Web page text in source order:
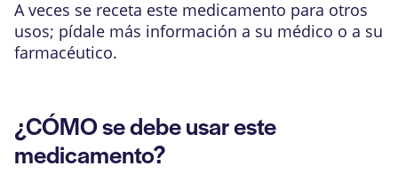
A veces se receta este medicamento para otros
usos; pídale más información a su médico o a su
farmacéutico.
¿CÓMO se debe usar este
medicamento?